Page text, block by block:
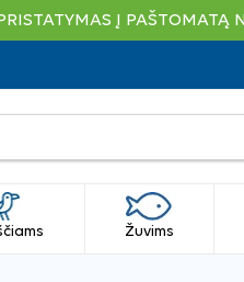
Į PAŠTOMATĄ
Žuvims